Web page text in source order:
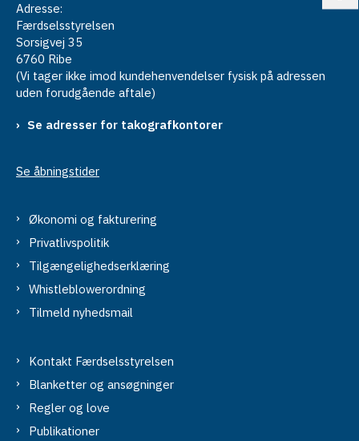
Adresse:
Færdselsstyrelsen
Sorsigvej 35
6760 Ribe
(Vi tager ikke imod kundehenvendelser fysisk på adressen
uden forudgående aftale)
Se adresser for takografkontorer
Se åbningstider
Økonomi og fakturering
Privatlivspolitik
Tilgængelighedserklæring
Whistleblowerordning
Tilmeld nyhedsmail
Kontakt Færdselsstyrelsen
Blanketter og ansøgninger
Regler og love
Publikationer